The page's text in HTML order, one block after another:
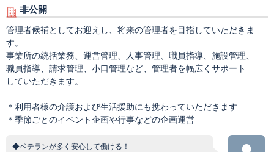
非公開
管理者候補としてお迎えし、将来の管理者を目指していただきま
す。
事業所の統括業務、運営管理、人事管理、職員指導、施設管理、
職員指導、請求管理、小口管理など、管理者を幅広くサポート
していただきます。
＊利用者様の介護および生活援助にも携わっていただきます
＊季節ごとのイベント企画や行事などの企画運営
◆ベテランが多く安心して働ける！